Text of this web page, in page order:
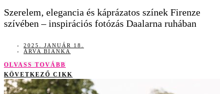
Szerelem, elegancia és káprázatos színek Firenze
szívében – inspirációs fotózás Daalarna ruhában
2025. JANUÁR 18.
ÁRVA BIANKA
OLVASS TOVÁBB
KÖVETKEZŐ CIKK